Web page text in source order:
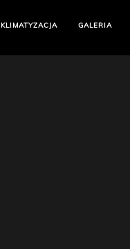
KLIMATYZACJA GALERIA